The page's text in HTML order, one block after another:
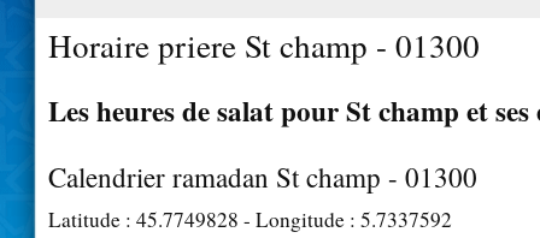
Horaire priere St champ - 01300
Les heures de salat pour St champ et
Calendrier ramadan St champ - 01300
Latitude : 45.7749828 - Longitude : 5.7337592